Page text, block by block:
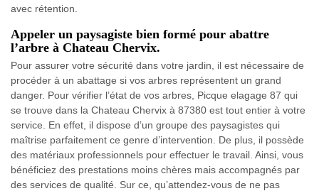
avec rétention.
Appeler un paysagiste bien formé pour abattre
l’arbre à Chateau Chervix.
Pour assurer votre sécurité dans votre jardin, il est nécessaire de
procéder à un abattage si vos arbres représentent un grand
danger. Pour vérifier l’état de vos arbres, Picque elagage 87 qui
se trouve dans la Chateau Chervix à 87380 est tout entier à votre
service. En effet, il dispose d’un groupe des paysagistes qui
maîtrise parfaitement ce genre d’intervention. De plus, il possède
des matériaux professionnels pour effectuer le travail. Ainsi, vous
bénéficiez des prestations moins chères mais accompagnés par
des services de qualité. Sur ce, qu’attendez-vous de ne pas